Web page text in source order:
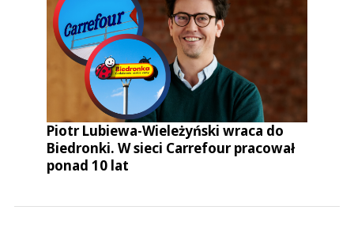
Piotr Lubiewa-Wieleżyński wraca do
Biedronki. W sieci Carrefour pracował
ponad 10 lat